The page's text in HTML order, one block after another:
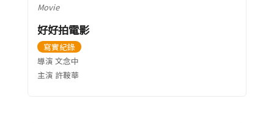
Movie
好好拍電影
寫實紀錄
導演 文念中
主演 許鞍華